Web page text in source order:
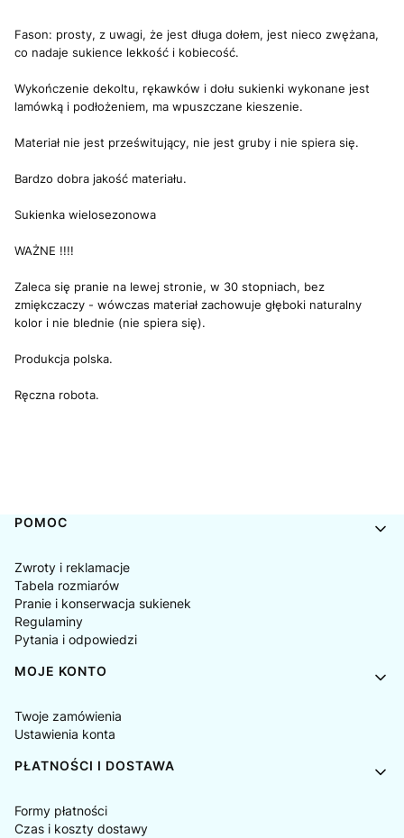
Fason: prosty, z uwagi, że jest długa dołem, jest nieco zwężana,
co nadaje sukience lekkość i kobiecość.
Wykończenie dekoltu, rękawków i dołu sukienki wykonane jest
lamówką i podłożeniem, ma wpuszczane kieszenie.
Materiał nie jest prześwitujący, nie jest gruby i nie spiera się.
Bardzo dobra jakość materiału.
Sukienka wielosezonowa
WAŻNE !!!!
Zaleca się pranie na lewej stronie, w 30 stopniach, bez
zmiękczaczy - wówczas materiał zachowuje głęboki naturalny
kolor i nie blednie (nie spiera się).
Produkcja polska.
Ręczna robota.
Linki w stopce
POMOC
Zwroty i reklamacje
Tabela rozmiarów
Pranie i konserwacja sukienek
Regulaminy
Pytania i odpowiedzi
MOJE KONTO
Twoje zamówienia
Ustawienia konta
PŁATNOŚCI I DOSTAWA
Formy płatności
Czas i koszty dostawy